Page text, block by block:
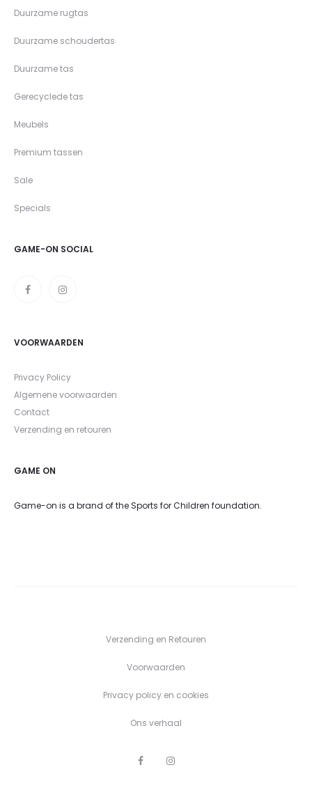
Duurzame rugtas
Duurzame schoudertas
Duurzame tas
Gerecyclede tas
Meubels
Premium tassen
Sale
Specials
GAME-ON SOCIAL
VOORWAARDEN
Privacy Policy
Algemene voorwaarden
Contact
Verzending en retouren
GAME ON
Game-on is a brand of the Sports for Children foundation.
Verzending en Retouren
Voorwaarden
Privacy policy en cookies
Ons verhaal
F
I